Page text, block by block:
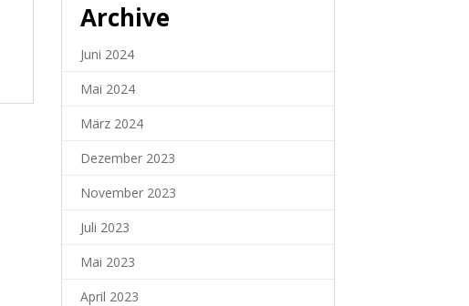
Archive
Juni 2024
Mai 2024
März 2024
Dezember 2023
November 2023
Juli 2023
Mai 2023
April 2023